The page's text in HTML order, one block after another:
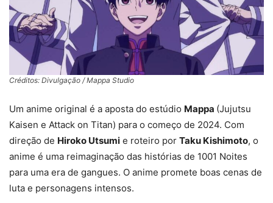
Créditos: Divulgação / Mappa Studio
Um anime original é a aposta do estúdio Mappa (Jujutsu
Kaisen e Attack on Titan) para o começo de 2024. Com
direção de Hiroko Utsumi e roteiro por Taku Kishimoto, o
anime é uma reimaginação das histórias de 1001 Noites
para uma era de gangues. O anime promete boas cenas de
luta e personagens intensos.